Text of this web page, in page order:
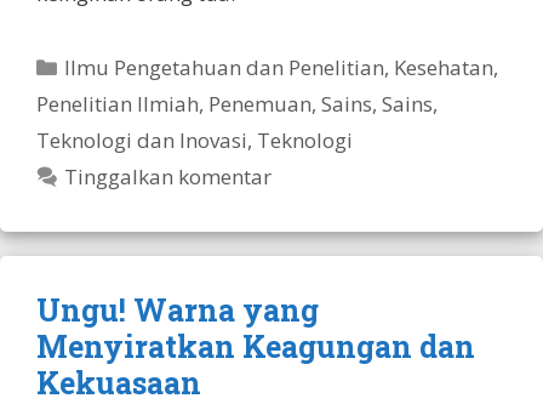
Kategori
Ilmu Pengetahuan dan Penelitian, Kesehatan,
Penelitian Ilmiah, Penemuan, Sains, Sains,
Teknologi dan Inovasi, Teknologi
Tinggalkan komentar
Ungu! Warna yang
Menyiratkan Keagungan dan
Kekuasaan